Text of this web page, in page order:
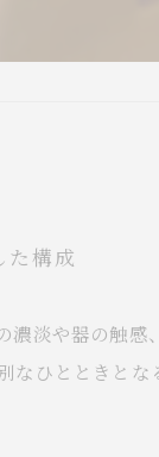
た構成
淡や器の触
ひとときとな